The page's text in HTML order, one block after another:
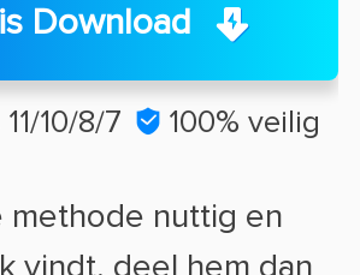
Download
10/8/7  100% veilig
methode nuttig en
vindt, deel hem dan